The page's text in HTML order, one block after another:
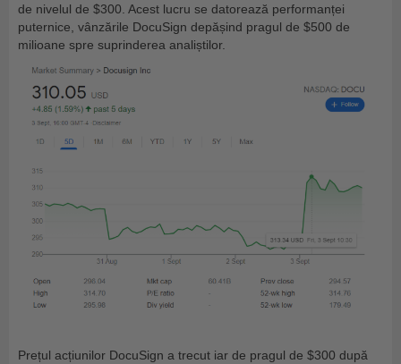
de nivelul de $300. Acest lucru se datorează performanței
puternice, vânzările DocuSign depășind pragul de $500 de
milioane spre suprinderea analiștilor.
Prețul acțiunilor DocuSign a trecut iar de pragul de $300 după